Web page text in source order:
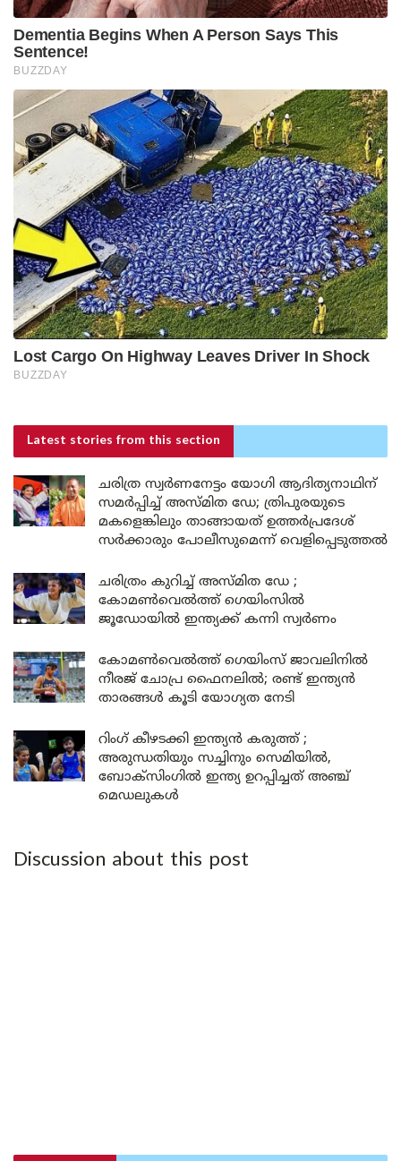
Latest stories from this section
ചരിത്ര സ്വർണനേട്ടം യോഗി ആദിത്യനാഥിന്
സമർപ്പിച്ച് അസ്മിത ഡേ; ത്രിപുരയുടെ
മകളെങ്കിലും താങ്ങായത് ഉത്തർപ്രദേശ്
സർക്കാരും പോലീസുമെന്ന് വെളിപ്പെടുത്തൽ
ചരിത്രം കുറിച്ച് അസ്മിത ഡേ ;
കോമൺവെൽത്ത് ഗെയിംസിൽ
ജൂഡോയിൽ ഇന്ത്യക്ക് കന്നി സ്വർണം
കോമൺവെൽത്ത് ഗെയിംസ് ജാവലിനിൽ
നീരജ് ചോപ്ര ഫൈനലിൽ; രണ്ട് ഇന്ത്യൻ
താരങ്ങൾ കൂടി യോഗ്യത നേടി
റിംഗ് കീഴടക്കി ഇന്ത്യൻ കരുത്ത് ;
അരുന്ധതിയും സച്ചിനും സെമിയിൽ,
ബോക്സിംഗിൽ ഇന്ത്യ ഉറപ്പിച്ചത് അഞ്ച്
മെഡലുകൾ
Discussion about this post